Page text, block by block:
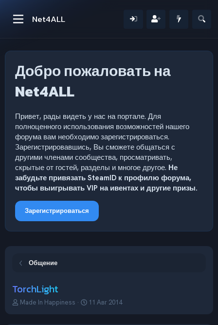
Net4ALL
Добро пожаловать на
Net4ALL
Привет, рады видеть у нас на портале. Для
полноценного использования возможностей нашего
форума вам необходимо зарегистрироваться.
Зарегистрировавшись, Вы сможете общаться с
другими членами сообщества, просматривать,
скрытые от гостей, разделы и многое другое. Не
забудьте привязать SteamID к профилю форума,
чтобы выигрывать VIP на ивентах и другие призы.
Зарегистрироваться
Общение
TorchLight
А
Made In Happiness
Д11 Авг 2014